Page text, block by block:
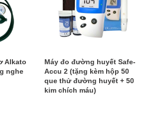
Alkato
nghe
Máy đo đường huyết Safe-
Accu 2 (tặng kèm hộp 50
que thử đường huyết + 50
kim chích máu)